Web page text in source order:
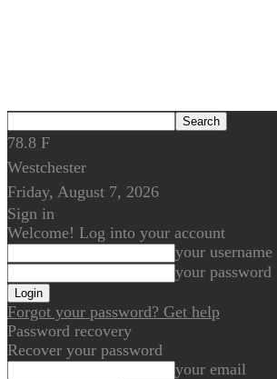
78.8 F
Westchester
Friday, August 7, 2026
Sign in
Welcome! Log into your account
your username
your password
Forgot your password? Get help
Password recovery
Recover your password
your email